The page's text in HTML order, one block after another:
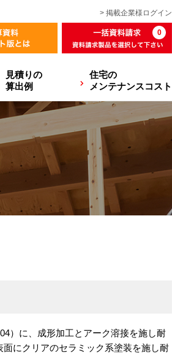
> 掲載企業様 ログイン
0
見積りの
算出例
住宅の
メンテナンスコスト
）に、成形加工とアーク溶接を施し耐
にクリアのセラミック系塗装を施し耐